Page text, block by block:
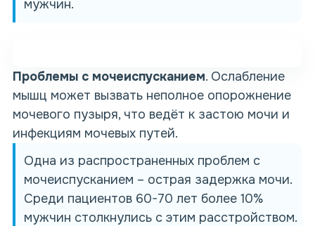
мужчин.
Проблемы с мочеиспусканием. Ослабление
мышц может вызвать неполное опорожнение
мочевого пузыря, что ведёт к застою мочи и
инфекциям мочевых путей.
Одна из распространенных проблем с
мочеиспусканием – острая задержка мочи.
Среди пациентов 60-70 лет более 10%
мужчин столкнулись с этим расстройством.